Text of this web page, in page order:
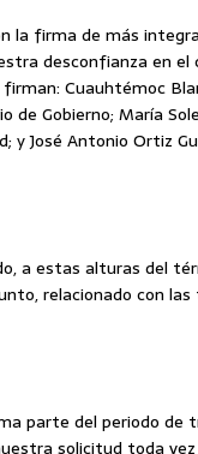
la firma de más
desconfianza en
Cuauhtémoc
de Gobierno; María
y José Antonio Ortiz
a estas alturas del
relacionado con las
parte del periodo de
solicitud toda